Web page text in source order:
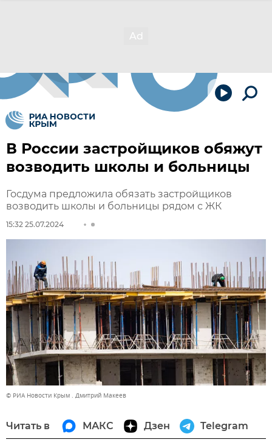
В России застройщиков обяжут
возводить школы и больницы
Госдума предложила обязать застройщиков
возводить школы и больницы рядом с ЖК
15:32 25.07.2024
© РИА Новости Крым . Дмитрий Макеев
Читать в МАКС Дзен Telegram